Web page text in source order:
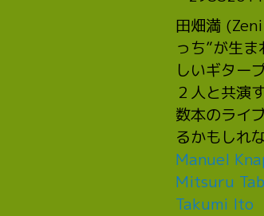
田畑満
っち”が生
しいギター
２人と共演
数本のライ
るかもしれな
Manuel
Mitsuru
Takumi Ito